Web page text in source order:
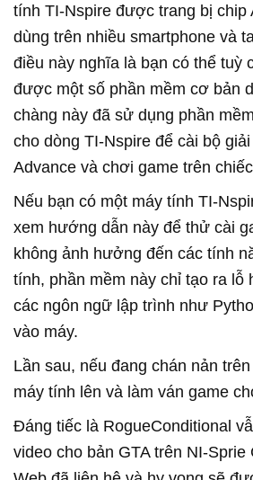
tính TI-Nspire được trang bị chip
dùng trên nhiều smartphone và
điều này nghĩa là bạn có thể tuỳ
được một số phần mềm cơ bản
chàng này đã sử dụng phần
cho dòng TI-Nspire để cài bộ
Advance và chơi game trên
Nếu bạn có một máy tính TI-
xem hướng dẫn này để thử cài
không ảnh hưởng đến các tính
tính, phần mềm này chỉ tạo ra lỗ
các ngôn ngữ lập trình như
vào máy.
Lần sau, nếu đang chán nản
máy tính lên và làm ván game
Đáng tiếc là RogueConditional
video cho bản GTA trên NI-Sprie